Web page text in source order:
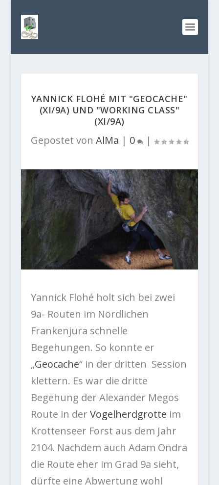
YANNICK FLOHÉ MIT "GEOCACHE"
(XI/9A) UND "WORKING CLASS"
(XI/9A)
Gepostet von AlMa | 0 |
Yannick Flohé holt sich bei zwei
9a- Routen im Nördlichen
Frankenjura schnelle
Begehungen. So konnte er
„Geocache“ in der dritten Session
klettern. Es war die dritte
Begehung der Alexander Megos
Route in der Vogelherdgrotte im
Krottenseer Forst aus dem Jahr
2104. Nachdem auch Adam Ondra
die Route eher im Grad 9a sieht,
dürfte eine Abwertung wohl